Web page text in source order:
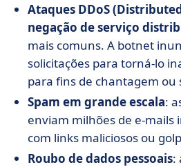
Ataques DDoS
negação de serviço
mais comuns. A botnet
solicitações para torná-lo
para fins de chantagem ou
Spam em grande escala:
enviam milhões de e-mails
com links maliciosos ou
Roubo de dados pessoais: